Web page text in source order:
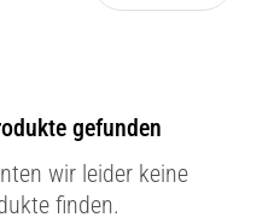
gefunden
wir leider keine
finden.